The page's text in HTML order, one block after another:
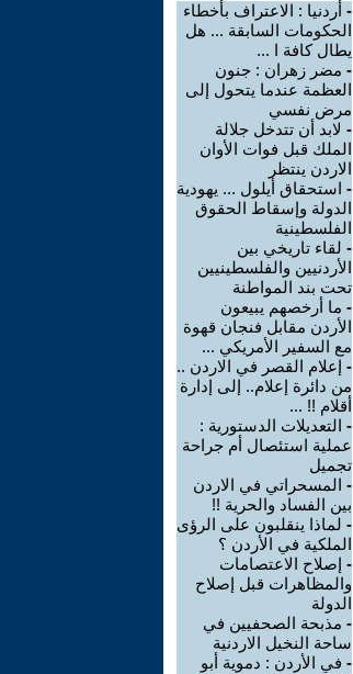
- أردنيا : الاعتراف بأخطاء
الحكومات السابقة ... هل
يطال كافة ا ...
- مضر زهران : جنون
العظمة عندما يتحول إلى
مرض نفسي
- لابد أن تتدخل جلالة
الملك قبل فوات الأوان
الاردن ينتظر
- استحقاق أيلول ... يهودية
الدولة وإسقاط الحقوق
الفلسطينية
- لقاء تاريخي بين
الأردنيين والفلسطينيين
تحت بند المواطنة
- ما أرخصهم يبيعون
الأردن مقابل فنجان قهوة
مع السفير الأمريكي ...
- إعلام القصر في الاردن ..
من دائرة إعلام.. إلى إدارة
أقلام !! ...
- التعديلات الدستورية :
عملية استئصال أم جراحة
تجميل
- المسحراتي في الاردن
بين الفساد والحرية !!
- لماذا ينقلبون على الرؤى
الملكية في الأردن ؟
- إصلاح الاعتصامات
والمظاهرات قبل إصلاح
الدولة
- مذبحة الصحفيين في
ساحة النخيل الاردنية
- في الأردن : دموية أبو